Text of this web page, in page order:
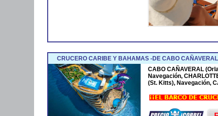
CRUCERO CARIBE Y BAHAMAS -DE CABO
CABO CAÑAVERAL
Navegación,
(St. Kitts), Navegación,